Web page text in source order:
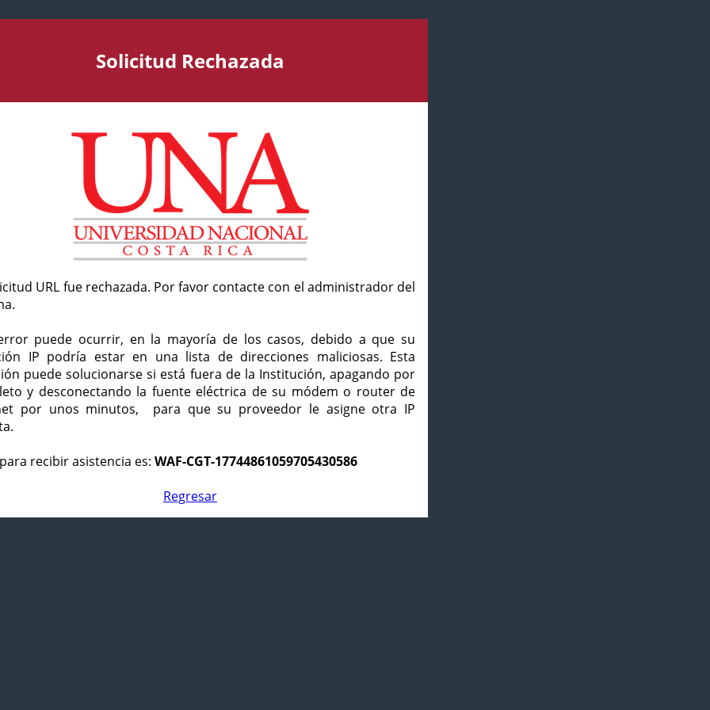
Solicitud Rechazada
URL fue rechazada. Por favor contacte con el administrador del
puede ocurrir, en la mayoría de los casos, debido a que su
IP podría estar en una lista de direcciones maliciosas. Esta
puede solucionarse si está fuera de la Institución, apagando por
y desconectando la fuente eléctrica de su módem o router de
por unos minutos, para que su proveedor le asigne otra IP
recibir asistencia es: WAF-CGT-17744861059705430586
Regresar